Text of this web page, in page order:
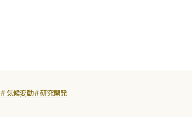
＃気候変動＃研究開発